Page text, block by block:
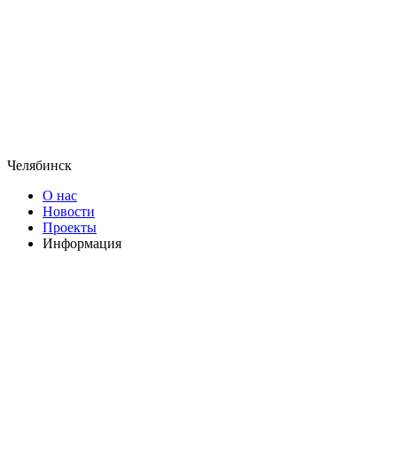
Челябинск
О нас
Новости
Проекты
Информация